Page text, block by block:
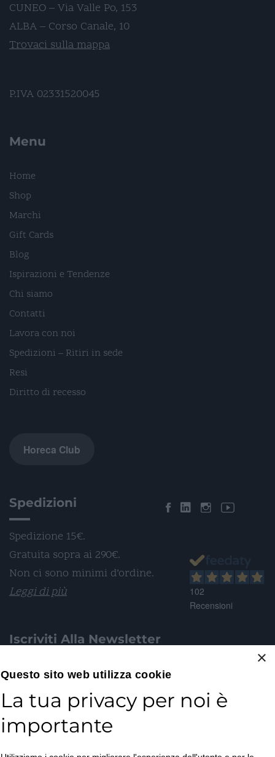
CUNEO – Via Valle Po, 153
ALBA – Corso Canale, 10
Trovaci sulla mappa
P.IVA 02331520045
Menu
Home
Shop
Marchi
Gift Cards
Blog
Ispirazioni e Tendenze
Chi siamo
Contatti
Lavora con noi
Spedizioni – Ritiri in sede
Resi
Diritto di recesso
Horeca Club
Spedizioni
Spedizione 15€.
Gratuita sopra ai 290€.
Non ci sono minimi d’ordine.
Leggi di più
Iscriviti Alla Newsletter
Email*
102
Recensioni
×
Questo sito web utilizza cookie
La tua privacy per noi è
importante